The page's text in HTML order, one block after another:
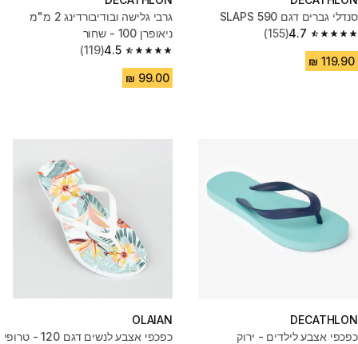
סנדלי גברים דגם SLAPS 590
4.7
4.7 out of 5 stars from 155 reviews
(155)
גרבי גלישה ובודיבורדינג 2 מ"מ
ניאופרן 100 - שחור
4.5
4.5 out of 5 stars from 119 reviews
(119)
DECATHLON
כפכפי אצבע לילדים - ירוק
OLAIAN
כפכפי אצבע לנשים דגם 120 - טרופי